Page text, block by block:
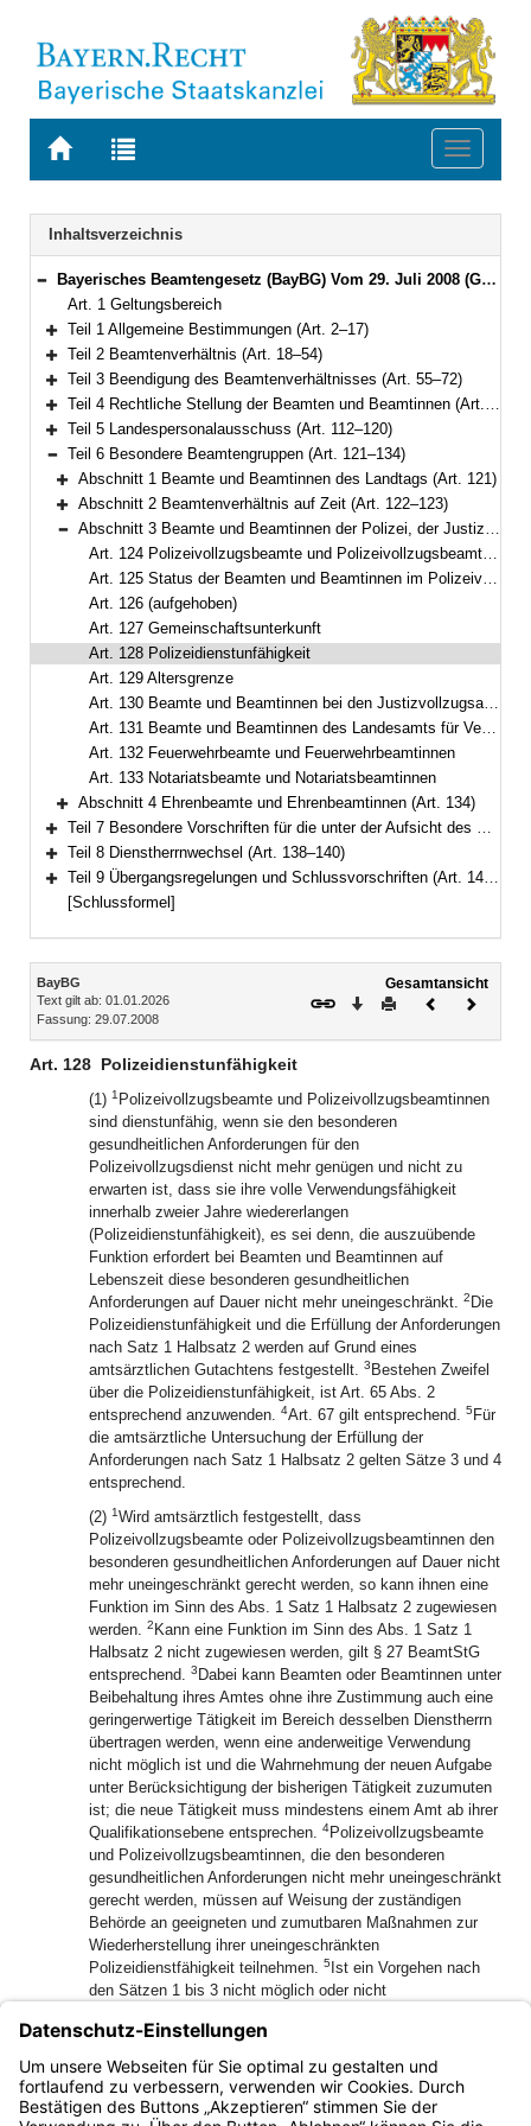
Zur
BAYERN.RECHT
Zur
letzten
Suche
Toggle
Navigation
Inhaltsverzeichnis
Bereich reduzieren
Bayerisches Beamtengesetz (BayBG) Vom 29. Juli 2008 (GVBl. S. 500) BayRS 2030-1-1-F (Art. 1–147)
Art. 1 Geltungsbereich
Bereich erweitern
Teil 1 Allgemeine Bestimmungen (Art. 2–17)
Bereich erweitern
Teil 2 Beamtenverhältnis (Art. 18–54)
Bereich erweitern
Teil 3 Beendigung des Beamtenverhältnisses (Art. 55–72)
Bereich erweitern
Teil 4 Rechtliche Stellung der Beamten und Beamtinnen (Art. 73–111)
Bereich erweitern
Teil 5 Landespersonalausschuss (Art. 112–120)
Bereich reduzieren
Teil 6 Besondere Beamtengruppen (Art. 121–134)
Bereich erweitern
Abschnitt 1 Beamte und Beamtinnen des Landtags (Art. 121)
Bereich erweitern
Abschnitt 2 Beamtenverhältnis auf Zeit (Art. 122–123)
Bereich reduzieren
Abschnitt 3 Beamte und Beamtinnen der Polizei, der Justizvollzugsanstalten, der weiteren speziellen Hafteinrichtungen, des Landesamts für Verfassungsschutz, der Feuerwehren und Notariatsbeamte und Notariatsbeamtinnen (Art. 124–133)
Art. 124 Polizeivollzugsbeamte und Polizeivollzugsbeamtinnen
Art. 125 Status der Beamten und Beamtinnen im Polizeivollzugsdienst in Ausbildung
Art. 126 (aufgehoben)
Art. 127 Gemeinschaftsunterkunft
Art. 128 Polizeidienstunfähigkeit
Art. 129 Altersgrenze
Art. 130 Beamte und Beamtinnen bei den Justizvollzugsanstalten und den weiteren speziellen Hafteinrichtungen
Art. 131 Beamte und Beamtinnen des Landesamts für Verfassungsschutz
Art. 132 Feuerwehrbeamte und Feuerwehrbeamtinnen
Art. 133 Notariatsbeamte und Notariatsbeamtinnen
Bereich erweitern
Abschnitt 4 Ehrenbeamte und Ehrenbeamtinnen (Art. 134)
Bereich erweitern
Teil 7 Besondere Vorschriften für die unter der Aufsicht des Staates stehenden Körperschaften, Anstalten und Stiftungen des öffentlichen Rechts (Art. 135–137)
Bereich erweitern
Teil 8 Dienstherrnwechsel (Art. 138–140)
Bereich erweitern
Teil 9 Übergangsregelungen und Schlussvorschriften (Art. 141–147)
[Schlussformel]
Inhalt
BayBG
Text gilt ab: 01.01.2026
Fassung: 29.07.2008
Gesamtansicht
Download
DruckenVorheriges
Art. 128 Polizeidienstunfähigkeit
(1) 1 Polizeivollzugsbeamte und Polizeivollzugsbeamtinnen
sind dienstunfähig, wenn sie den besonderen
gesundheitlichen Anforderungen für den
Polizeivollzugsdienst nicht mehr genügen und nicht zu
erwarten ist, dass sie ihre volle Verwendungsfähigkeit
innerhalb zweier Jahre wiedererlangen
(Polizeidienstunfähigkeit), es sei denn, die auszuübende
Funktion erfordert bei Beamten und Beamtinnen auf
Lebenszeit diese besonderen gesundheitlichen
Anforderungen auf Dauer nicht mehr uneingeschränkt. 2 Die
Polizeidienstunfähigkeit und die Erfüllung der Anforderungen
nach Satz 1 Halbsatz 2 werden auf Grund eines
amtsärztlichen Gutachtens festgestellt. 3 Bestehen Zweifel
über die Polizeidienstunfähigkeit, ist Art. 65 Abs. 2
entsprechend anzuwenden. 4Art. 67 gilt entsprechend. 5 Für
die amtsärztliche Untersuchung der Erfüllung der
Anforderungen nach Satz 1 Halbsatz 2 gelten Sätze 3 und 4
entsprechend.
(2) 1Wird amtsärztlich festgestellt, dass
Polizeivollzugsbeamte oder Polizeivollzugsbeamtinnen den
besonderen gesundheitlichen Anforderungen auf Dauer nicht
mehr uneingeschränkt gerecht werden, so kann ihnen eine
Funktion im Sinn des Abs. 1 Satz 1 Halbsatz 2 zugewiesen
werden. 2 Kann eine Funktion im Sinn des Abs. 1 Satz 1
Halbsatz 2 nicht zugewiesen werden, gilt § 27 BeamtStG
entsprechend. 3 Dabei kann Beamten oder Beamtinnen unter
Beibehaltung ihres Amtes ohne ihre Zustimmung auch eine
geringerwertige Tätigkeit im Bereich desselben Dienstherrn
übertragen werden, wenn eine anderweitige Verwendung
nicht möglich ist und die Wahrnehmung der neuen Aufgabe
unter Berücksichtigung der bisherigen Tätigkeit zuzumuten
ist; die neue Tätigkeit muss mindestens einem Amt ab ihrer
Qualifikationsebene entsprechen. 4Polizeivollzugsbeamte
und Polizeivollzugsbeamtinnen, die den besonderen
gesundheitlichen Anforderungen nicht mehr uneingeschränkt
gerecht werden, müssen auf Weisung der zuständigen
Behörde an geeigneten und zumutbaren Maßnahmen zur
Wiederherstellung ihrer uneingeschränkten
Polizeidienstfähigkeit teilnehmen. 5 Ist ein Vorgehen nach
den Sätzen 1 bis 3 nicht möglich oder nicht
(3) Ist nach Abs. 1 von Polizeidienstunfähigkeit
auszugehen, so finden § 26 Abs. 1 Satz 3, Abs. 2 und 3
BeamtStG entsprechende Anwendung.